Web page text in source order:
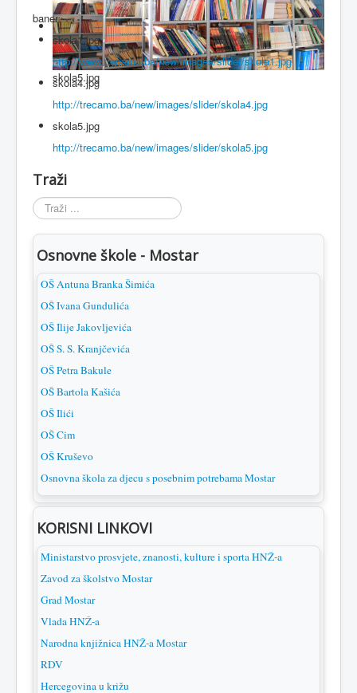
skola5.jpg
baner
skola1.jpg
http://www.trecamo.ba/new/images/slider/skola1.jpg
skola4.jpg
http://trecamo.ba/new/images/slider/skola4.jpg
skola5.jpg
http://trecamo.ba/new/images/slider/skola5.jpg
Traži
Traži
...
Osnovne škole - Mostar
OŠ Antuna Branka Šimića
OŠ Ivana Gundulića
OŠ Ilije Jakovljevića
OŠ S. S. Kranjčevića
OŠ Petra Bakule
OŠ Bartola Kašića
OŠ Ilići
OŠ Cim
OŠ Kruševo
Osnovna škola za djecu s posebnim potrebama Mostar
KORISNI LINKOVI
Ministarstvo prosvjete, znanosti, kulture i sporta HNŽ-a
Zavod za školstvo Mostar
Grad Mostar
Vlada HNŽ-a
Narodna knjižnica HNŽ-a Mostar
RDV
Hercegovina u križu